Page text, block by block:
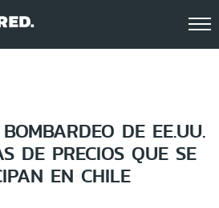
DE EE.UU.
DE PRECIOS QUE SE
EN CHILE